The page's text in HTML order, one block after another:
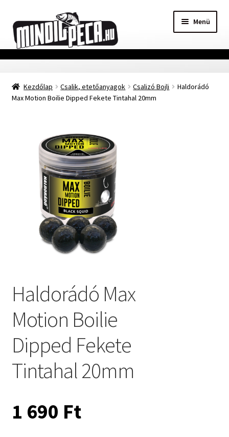
a
navigációhoz
a
tartalomba
Menü
Főoldal
Adatvédelmi nyilatkozat
Szállítási Információ
Kapcsolat
Mohosz Versenynaptár 2025
Kezdőlap Csalik, etetőanyagok Csalizó Bojli
Haldorádó
Max Motion Boilie Dipped Fekete Tintahal 20mm
Haldorádó Max
Motion Boilie
Dipped Fekete
Tintahal 20mm
1 690 Ft